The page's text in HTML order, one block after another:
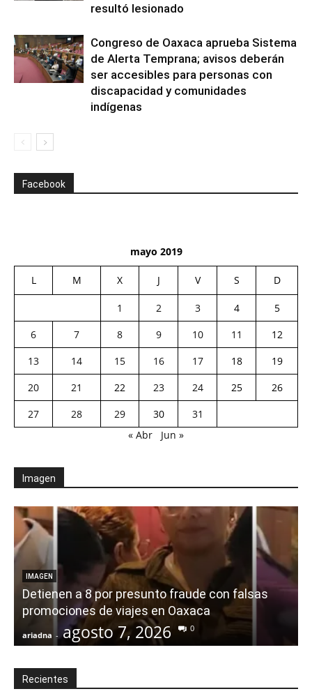
resultó lesionado
Congreso de Oaxaca aprueba Sistema
de Alerta Temprana; avisos deberán
ser accesibles para personas con
discapacidad y comunidades
indígenas
Facebook
mayo 2019
L M X J V S D
1 2 3 4
5
6
7 8 9 10 11
12
13
14 15 16 17 18
19
20
21 22 23 24 25
26
27
28 29 30
31
« Abr
Jun »
Imagen
IMAGEN
Detienen a 8 por presunto fraude con falsas
promociones de viajes en Oaxaca
ariadna - agosto 7, 2026 0
Recientes